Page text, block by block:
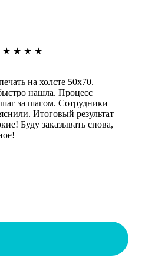
★ ★ ★ ★
на холсте 50х70.
нашла. Процесс
за шагом. Сотрудники
Итоговый результат
Буду заказывать снова,